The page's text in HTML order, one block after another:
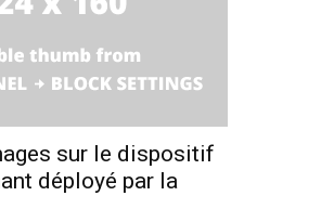
sur le dispositif
déployé par la